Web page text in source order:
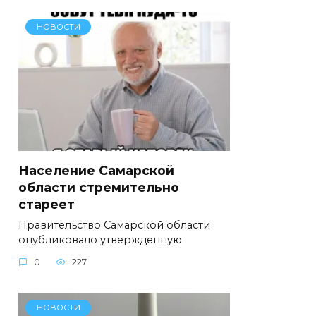
НОВОСТИ
Население Самарской
области стремительно
стареет
Правительство Самарской области
опубликовало утвержденную
0 227
НОВОСТИ